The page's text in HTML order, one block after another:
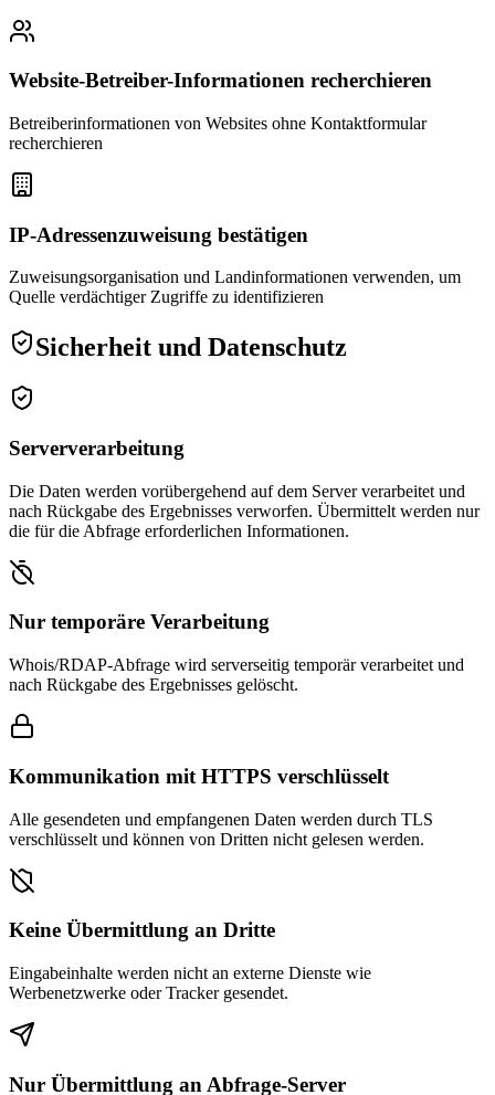
Website-Betreiber-Informationen recherchieren
Betreiberinformationen von Websites ohne Kontaktformular
recherchieren
IP-Adressenzuweisung bestätigen
Zuweisungsorganisation und Landinformationen verwenden, um
Quelle verdächtiger Zugriffe zu identifizieren
Sicherheit und Datenschutz
Serververarbeitung
Die Daten werden vorübergehend auf dem Server verarbeitet und
nach Rückgabe des Ergebnisses verworfen. Übermittelt werden nur
die für die Abfrage erforderlichen Informationen.
Nur temporäre Verarbeitung
Whois/RDAP-Abfrage wird serverseitig temporär verarbeitet und
nach Rückgabe des Ergebnisses gelöscht.
Kommunikation mit HTTPS verschlüsselt
Alle gesendeten und empfangenen Daten werden durch TLS
verschlüsselt und können von Dritten nicht gelesen werden.
Keine Übermittlung an Dritte
Eingabeinhalte werden nicht an externe Dienste wie
Werbenetzwerke oder Tracker gesendet.
Nur Übermittlung an Abfrage-Server